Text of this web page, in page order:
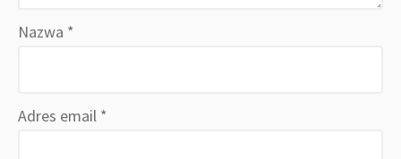
Nazwa *
Adres email *